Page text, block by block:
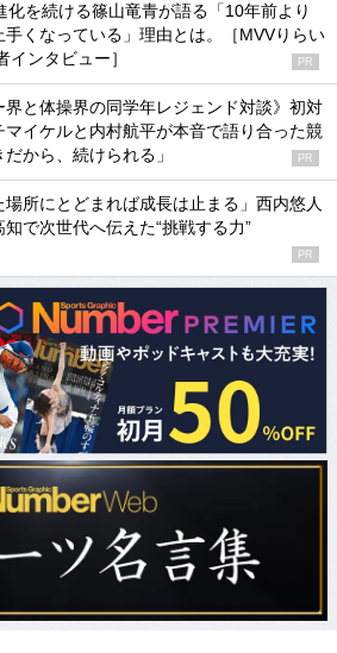
化を続ける篠山竜青が語る「10年前より
手くなっている」理由とは。［MVVりらい
インタビュー］
PR
界と体操界の同学年レジェンド対談》初対
マイケルと内村航平が本音で語り合った競
から、続けられる」
PR
場所にとどまれば成長は止まる」西内悠人
で次世代へ伝えた“挑戦する力”
PR